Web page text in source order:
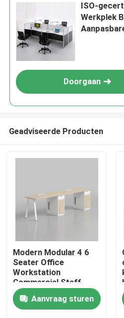
Thuis
ISO-
Werkplek
Doorgaan
Geadviseerde Producten
Modern Modular 4 6
Seater Office
Workstation
Commercial Staff
Office Desk with
Privacy Screen
Partition
Aanvraag sturen